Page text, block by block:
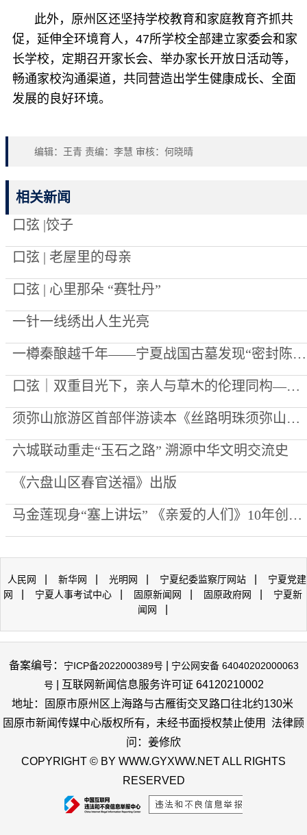
此外，原州区还坚持学校教育和家庭教育齐抓共
促，延伸全环境育人，47所学校全部建立家委会和家
长学校，定期召开家长会、举办家长开放日活动等，
畅通家校沟通渠道，共同营造出学生健康成长、全面
发展的良好环境。
编辑：王青 责编：李慧 审核：何晓晴
相关新闻
口弦 |饺子
口弦 | 老屋里的母亲
口弦 | 心里那朵 “赛牡丹”
一针一线绣出人生光亮
一樽秦酿越千年——宁夏战国古墓发现“密封陈酿”始末
口弦｜双重目光下，亲人与草木的伦理同构——评李向菊诗集《每一棵草都被深爱过》
须弥山旅游区首部伴游读本《丝路明珠须弥山》出版
六城联动重走“玉石之路” 溯源中华文明交流史
《六盘山区春官送福》出版
马金莲现身“塞上讲坛” 《亲爱的人们》10年创作心路公开
人民网 新华网 光明网 宁夏纪委监察厅网站
宁夏党建
网
宁夏人事考试中心 固原新闻网 固原政府网
宁夏新
闻网
备案编号： 宁ICP备2022000389号
宁公网安备 64040202000063
号 | 互联网新闻信息服务许可证 64120210002
地址：固原市原州区上海路与古雁街交叉路口往北约130米
固原市新闻传媒中心版权所有，未经书面授权禁止使用 法律顾
问：姜修欣
COPYRIGHT © BY WWW.GYXWW.NET ALL RIGHTS
RESERVED